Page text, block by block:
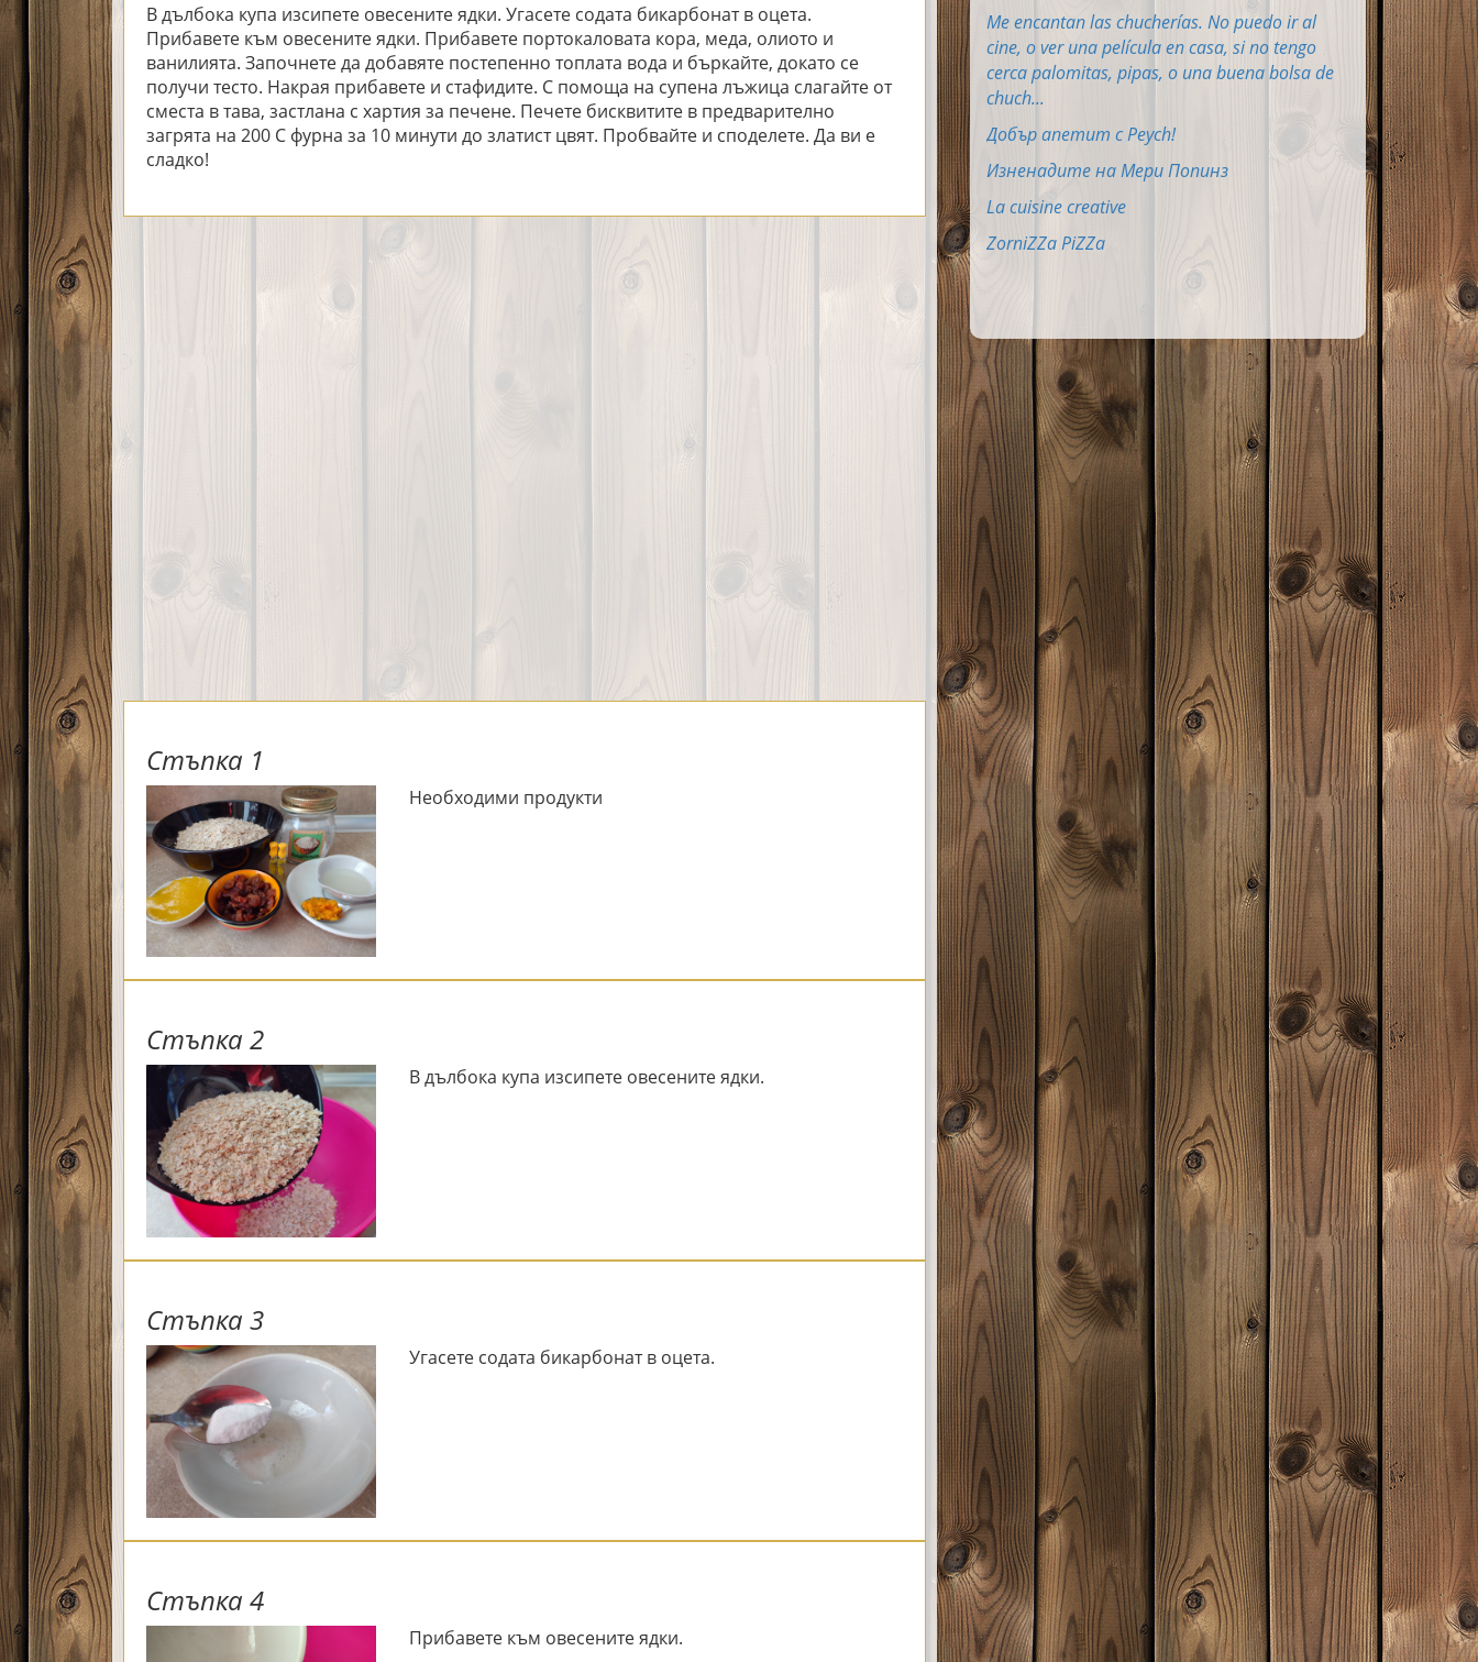
В дълбока купа изсипете овесените ядки. Угасете содата бикарбонат в оцета.
Прибавете към овесените ядки. Прибавете портокаловата кора, меда, олиото и
ванилията. Започнете да добавяте постепенно топлата вода и бъркайте, докато се
получи тесто. Накрая прибавете и стафидите. С помоща на супена лъжица слагайте от
сместа в тава, застлана с хартия за печене. Печете бисквитите в предварително
загрята на 200 С фурна за 10 минути до златист цвят. Пробвайте и споделете. Да ви е
сладко!
Стъпка 1
Необходими продукти
Стъпка 2
В дълбока купа изсипете овесените ядки.
Стъпка 3
Угасете содата бикарбонат в оцета.
Стъпка 4
Прибавете към овесените ядки.
Me encantan las chucherías. No puedo ir al
cine, o ver una película en casa, si no tengo
cerca palomitas, pipas, o una buena bolsa de
chuch...
Добър апетит с Peych!
Изненадите на Мери Попинз
La cuisine creative
ZorniZZa PiZZa